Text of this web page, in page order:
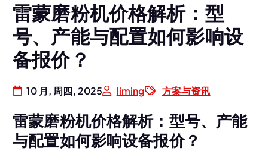
雷蒙磨粉机价格解析：型
号、产能与配置如何影响设
备报价？
10 月, 周四, 2025 liming 方案与资讯
雷蒙磨粉机价格解析：型号、产能
与配置如何影响设备报价？